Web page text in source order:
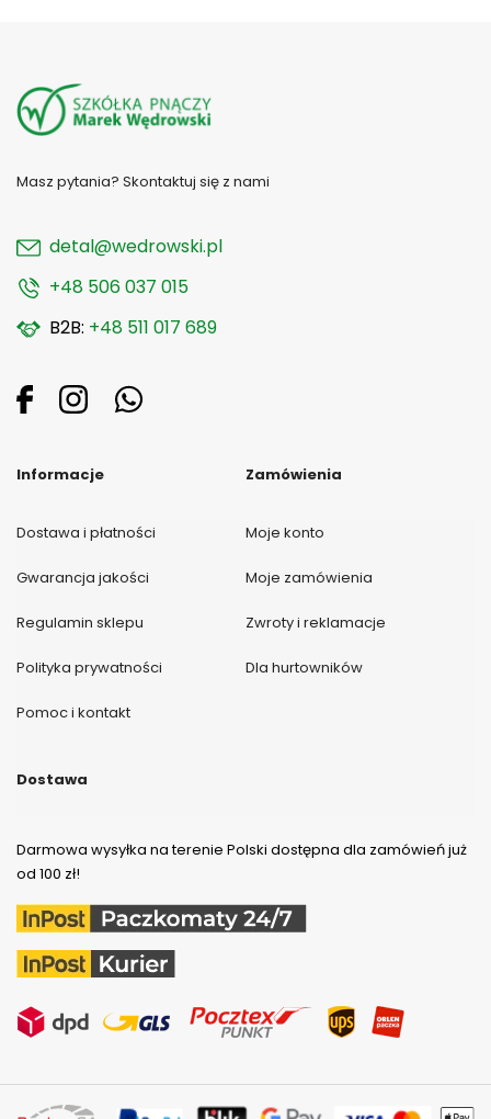
Masz pytania? Skontaktuj się z nami
detal@wedrowski.pl
+48 506 037 015
B2B: +48 511 017 689
Informacje
Dostawa i płatności
Gwarancja jakości
Regulamin sklepu
Polityka prywatności
Pomoc i kontakt
Zamówienia
Moje konto
Moje zamówienia
Zwroty i reklamacje
Dla hurtowników
Dostawa
Darmowa wysyłka na terenie Polski dostępna dla zamówień już
od 100 zł!